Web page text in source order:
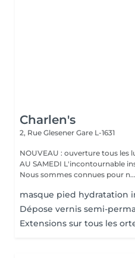
Charlen's
2, Rue Glesener Gare L-1631
NOUVEAU : ouverture tous les
AU SAMEDI L'incontournable institut de beauté à Luxembourg.
Nous sommes connues pour n...
masque pied hydratation
Dépose vernis semi-
Extensions sur tous les